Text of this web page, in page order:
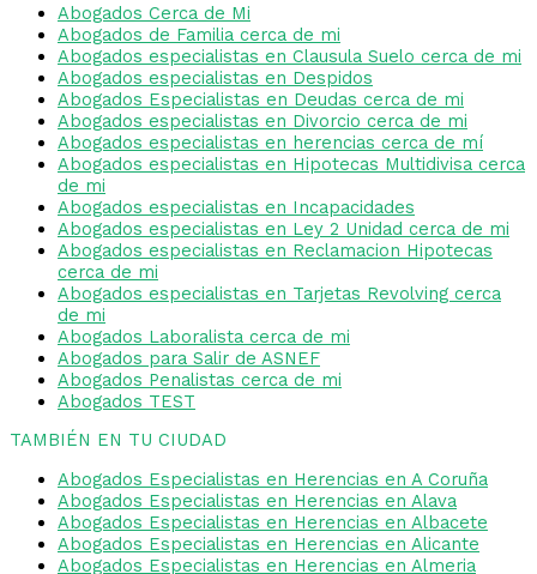
Abogados Cerca de Mi
Abogados de Familia cerca de mi
Abogados especialistas en Clausula Suelo cerca de mi
Abogados especialistas en Despidos
Abogados Especialistas en Deudas cerca de mi
Abogados especialistas en Divorcio cerca de mi
Abogados especialistas en herencias cerca de mí
Abogados especialistas en Hipotecas Multidivisa cerca
de mi
Abogados especialistas en Incapacidades
Abogados especialistas en Ley 2 Unidad cerca de mi
Abogados especialistas en Reclamacion Hipotecas
cerca de mi
Abogados especialistas en Tarjetas Revolving cerca
de mi
Abogados Laboralista cerca de mi
Abogados para Salir de ASNEF
Abogados Penalistas cerca de mi
Abogados TEST
TAMBIÉN EN TU CIUDAD
Abogados Especialistas en Herencias en A Coruña
Abogados Especialistas en Herencias en Alava
Abogados Especialistas en Herencias en Albacete
Abogados Especialistas en Herencias en Alicante
Abogados Especialistas en Herencias en Almeria